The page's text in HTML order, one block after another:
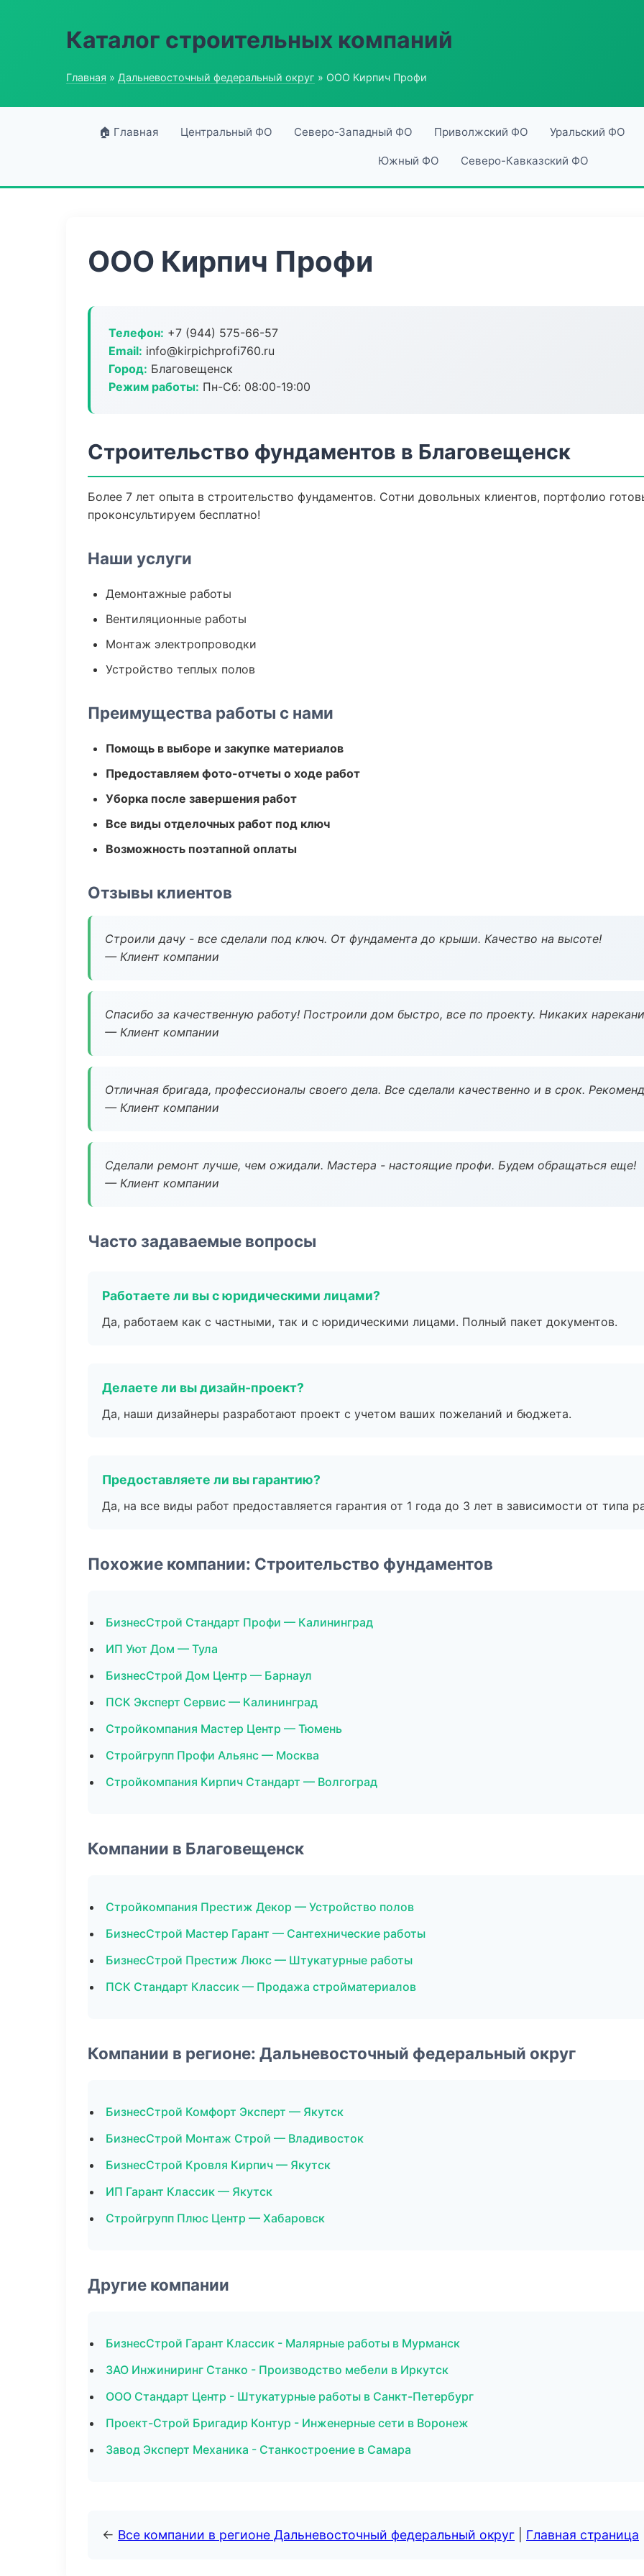
Каталог строительных компаний
Главная » Дальневосточный федеральный округ » ООО Кирпич Профи
🏠 Главная Центральный ФО Северо-Западный ФО Приволжский ФО Уральский ФО
Южный ФО Северо-Кавказский ФО
ООО Кирпич Профи
Телефон: +7 (944) 575-66-57
Email: info@kirpichprofi760.ru
Город: Благовещенск
Режим работы: Пн-Сб: 08:00-19:00
Строительство фундаментов в Благовещенск
Более 7 лет опыта в строительство фундаментов. Сотни довольных клиентов, портфолио
проконсультируем бесплатно!
Наши услуги
Демонтажные работы
Вентиляционные работы
Монтаж электропроводки
Устройство теплых полов
Преимущества работы с нами
Помощь в выборе и закупке материалов
Предоставляем фото-отчеты о ходе работ
Уборка после завершения работ
Все виды отделочных работ под ключ
Возможность поэтапной оплаты
Отзывы клиентов
Строили дачу - все сделали под ключ. От фундамента до крыши. Качество на высоте!
— Клиент компании
Спасибо за качественную работу! Построили дом быстро, все по проекту. Никаких
— Клиент компании
Отличная бригада, профессионалы своего дела. Все сделали качественно и в срок.
— Клиент компании
Сделали ремонт лучше, чем ожидали. Мастера - настоящие профи. Будем обращаться еще!
— Клиент компании
Часто задаваемые вопросы
Работаете ли вы с юридическими лицами?
Да, работаем как с частными, так и с юридическими лицами. Полный пакет документов.
Делаете ли вы дизайн-проект?
Да, наши дизайнеры разработают проект с учетом ваших пожеланий и бюджета.
Предоставляете ли вы гарантию?
Да, на все виды работ предоставляется гарантия от 1 года до 3 лет в зависимости от типа
Похожие компании: Строительство фундаментов
БизнесСтрой Стандарт Профи — Калининград
ИП Уют Дом — Тула
БизнесСтрой Дом Центр — Барнаул
ПСК Эксперт Сервис — Калининград
Стройкомпания Мастер Центр — Тюмень
Стройгрупп Профи Альянс — Москва
Стройкомпания Кирпич Стандарт — Волгоград
Компании в Благовещенск
Стройкомпания Престиж Декор — Устройство полов
БизнесСтрой Мастер Гарант — Сантехнические работы
БизнесСтрой Престиж Люкс — Штукатурные работы
ПСК Стандарт Классик — Продажа стройматериалов
Компании в регионе: Дальневосточный федеральный округ
БизнесСтрой Комфорт Эксперт — Якутск
БизнесСтрой Монтаж Строй — Владивосток
БизнесСтрой Кровля Кирпич — Якутск
ИП Гарант Классик — Якутск
Стройгрупп Плюс Центр — Хабаровск
Другие компании
БизнесСтрой Гарант Классик - Малярные работы в Мурманск
ЗАО Инжиниринг Станко - Производство мебели в Иркутск
ООО Стандарт Центр - Штукатурные работы в Санкт-Петербург
Проект-Строй Бригадир Контур - Инженерные сети в Воронеж
Завод Эксперт Механика - Станкостроение в Самара
← Все компании в регионе Дальневосточный федеральный округ Главная страница